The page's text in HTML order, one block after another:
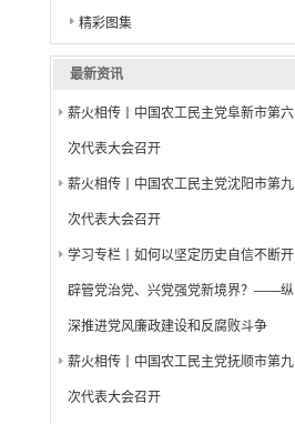
精彩图集
最新资讯
薪火相传丨中国农工民主党阜新市第六
次代表大会召开
薪火相传丨中国农工民主党沈阳市第九
次代表大会召开
学习专栏丨如何以坚定历史自信不断开
辟管党治党、兴党强党新境界？——纵
深推进党风廉政建设和反腐败斗争
薪火相传丨中国农工民主党抚顺市第九
次代表大会召开